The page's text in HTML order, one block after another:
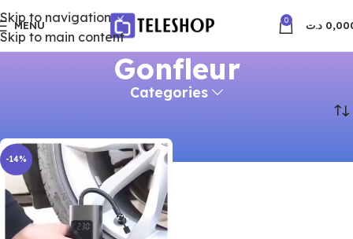
Skip to navigation
Skip to main content
MENU 0 د.ت
Gonfleur
Categories
-14%